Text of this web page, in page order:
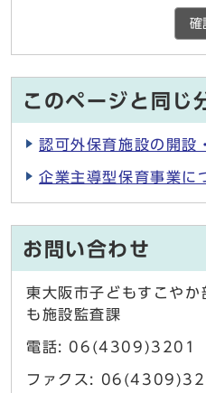
確
このページと同じ
認可外保育施設の開設
企業主導型保育事業に
お問い合わせ
東大阪市子どもすこや
も施設監査課
電話: 06(4309)3201
ファクス: